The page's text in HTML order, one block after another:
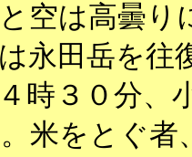
空は高曇り
永田岳を往
時３０分、
米をとぐ者